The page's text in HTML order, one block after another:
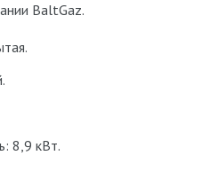
BaltGaz.
8,9 кВт.